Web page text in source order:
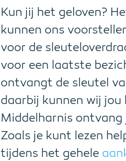
Kun jij het geloven?
kunnen ons
voor de
voor een laatste
ontvangt de sleutel
daarbij kunnen wij jou
Middelharnis ontvang
Zoals je kunt lezen
tijdens het gehele